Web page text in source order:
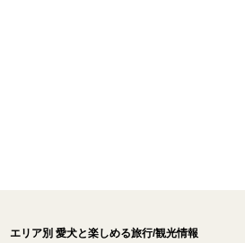
エリア別 愛犬と楽しめる旅行/観光情報